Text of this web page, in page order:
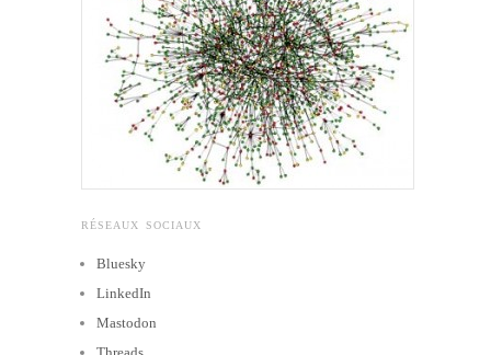
RÉSEAUX SOCIAUX
Bluesky
LinkedIn
Mastodon